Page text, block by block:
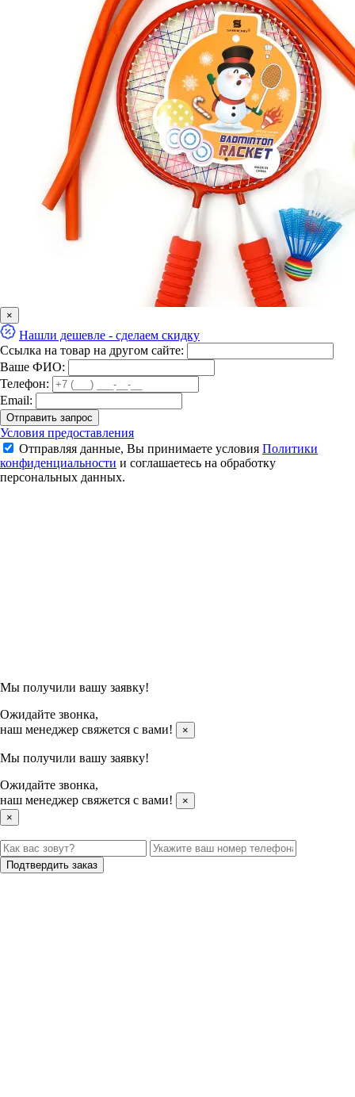
Детский набор для бадминтона Снеговик (Orange)
950 ₽
×
Нашли дешевле - сделаем скидку
Ссылка на товар на другом сайте:
Ваше ФИО:
Телефон:
Email:
Отправить запрос
Условия предоставления
Отправляя данные, Вы принимаете условия Политики
конфиденциальности и соглашаетесь на обработку
персональных данных.
Мы получили вашу заявку!
Ожидайте звонка,
наш менеджер свяжется с вами!
×
Мы получили вашу заявку!
Ожидайте звонка,
наш менеджер свяжется с вами!
×
×
Подтвердить заказ